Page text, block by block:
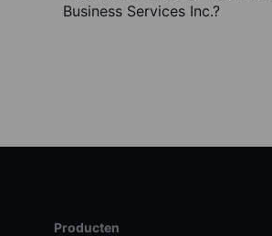
Business Services Inc.?
Producten